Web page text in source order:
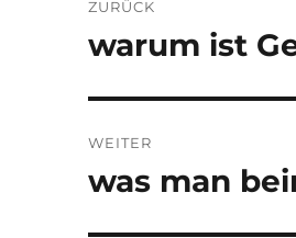
ZURÜCK
Vorheriger
warum ist
WEITER
Nächster
was man